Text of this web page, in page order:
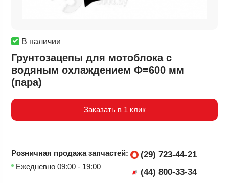
В наличии
Грунтозацепы для мотоблока с
водяным охлаждением Ф=600 мм
(пара)
Заказать в 1 клик
Розничная продажазапчастей:
Ежедневно 09:00 - 19:00
(29) 723-44-21
(44) 800-33-34